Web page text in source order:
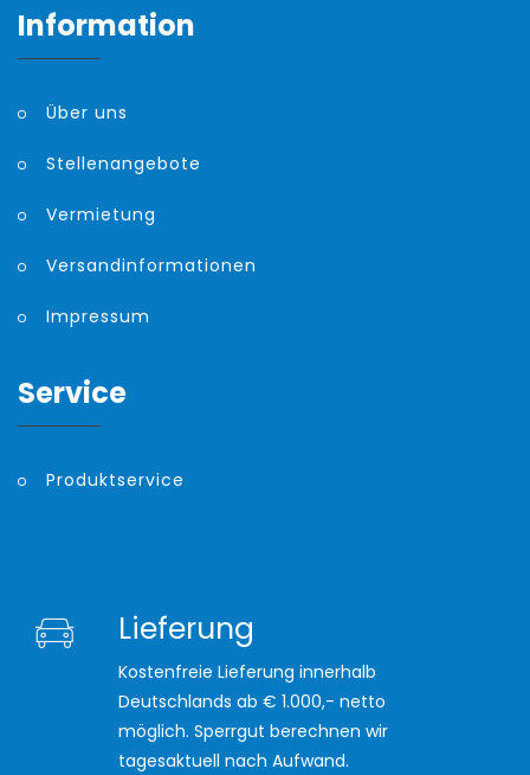
Information
Über uns
Stellenangebote
Vermietung
Versandinformationen
Impressum
Service
Produktservice
Lieferung
Kostenfreie Lieferung innerhalb
Deutschlands ab € 1.000,- netto
möglich. Sperrgut berechnen wir
tagesaktuell nach Aufwand.